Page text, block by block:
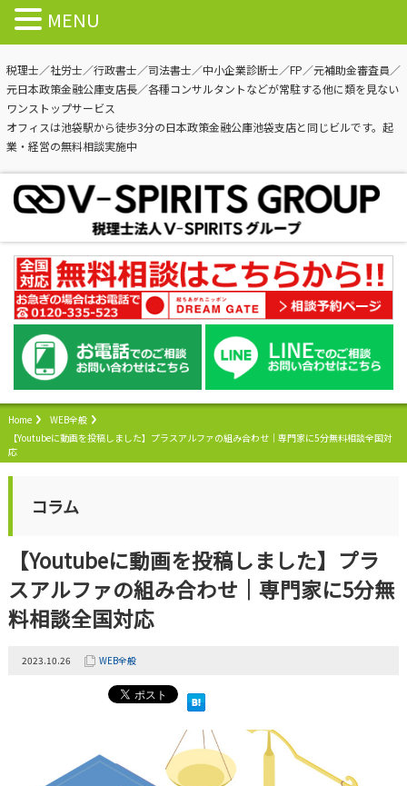
税理士／社労士／行政書士／司法書士／中小企業診断士／FP／元補助金審査員／
元日本政策金融公庫支店長／各種コンサルタントなどが常駐する他に類を見ない
ワンストップサービス
オフィスは池袋駅から徒歩3分の日本政策金融公庫池袋支店と同じビルです。起
業・経営の無料相談実施中
Home
WEB全般
【Youtubeに動画を投稿しました】プラスアルファの組み合わせ｜専門家に5分無料相談全国対
応
コラム
【Youtubeに動画を投稿しました】プラ
スアルファの組み合わせ｜専門家に5分無
料相談全国対応
2023.10.26 WEB全般
MENU